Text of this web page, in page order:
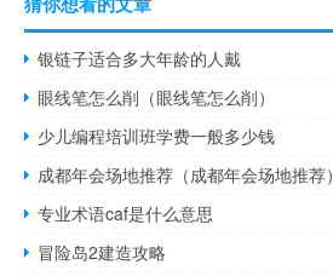
银链子适合多大年龄的人戴
眼线笔怎么削（眼线笔怎么削）
少儿编程培训班学费一般多少钱
成都年会场地推荐（成都年会场地推荐）
专业术语caf是什么意思
冒险岛2建造攻略